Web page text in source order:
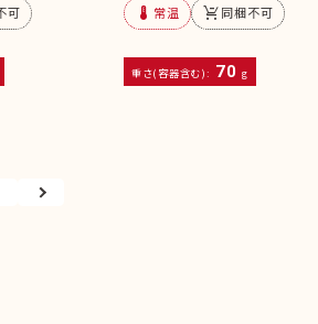
可 device_thermostat 常温 remove_shopping_cart同梱不可
重さ(容器含む): 70 g